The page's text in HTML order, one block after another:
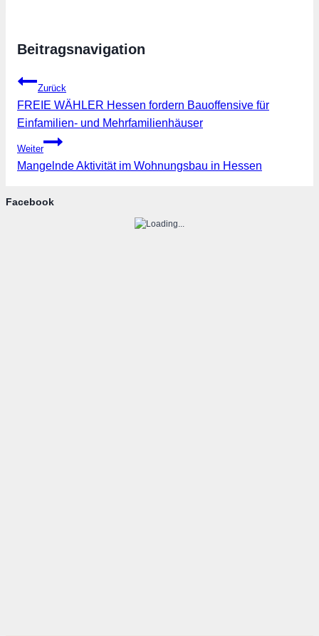
Beitragsnavigation
Zurück
FREIE WÄHLER Hessen fordern Bauoffensive für
Einfamilien- und Mehrfamilienhäuser
Weiter
Mangelnde Aktivität im Wohnungsbau in Hessen
Facebook